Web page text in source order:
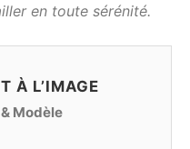
en toute sérénité.
À L’IMAGE
Modèle